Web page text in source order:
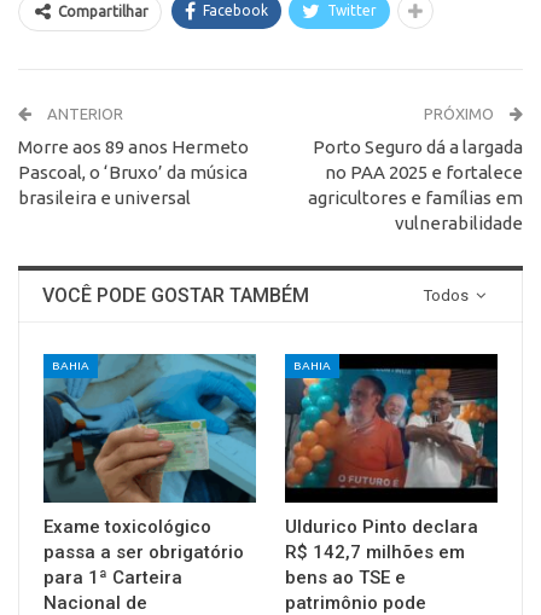
Compartilhar Facebook Twitter
ANTERIOR
Morre aos 89 anos Hermeto
Pascoal, o ‘Bruxo’ da música
brasileira e universal
PRÓXIMO
Porto Seguro dá a largada
no PAA 2025 e fortalece
agricultores e famílias em
vulnerabilidade
Todos
VOCÊ PODE GOSTAR TAMBÉM
BAHIA
Exame toxicológico
passa a ser obrigatório
para 1ª Carteira
Nacional de
BAHIA
Uldurico Pinto declara
R$ 142,7 milhões em
bens ao TSE e
patrimônio pode